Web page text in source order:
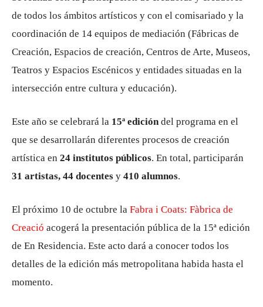
de todos los ámbitos artísticos y con el comisariado y la
coordinación de 14 equipos de mediación (Fábricas de
Creación, Espacios de creación, Centros de Arte, Museos,
Teatros y Espacios Escénicos y entidades situadas en la
intersección entre cultura y educación).
Este año se celebrará la 15ª edición del programa en el
que se desarrollarán diferentes procesos de creación
artística en 24 institutos públicos. En total, participarán
31 artistas, 44 docentes y 410 alumnos.
El próximo 10 de octubre la Fabra i Coats: Fàbrica de
Creació acogerá la presentación pública de la 15ª edición
de En Residencia. Este acto dará a conocer todos los
detalles de la edición más metropolitana habida hasta el
momento.